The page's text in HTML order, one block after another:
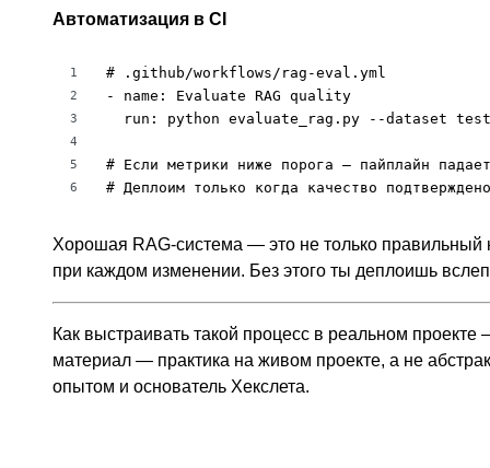
Автоматизация в CI
1
2
3
4
5
6
# .github/workflows/rag-eval.yml
- name: Evaluate RAG quality
run: python evaluate_rag.py --dataset
# Если метрики ниже порога — пайплайн падает
# Деплоим только когда качество подтверждено
Хорошая RAG-система — это не только правильный
при каждом изменении. Без этого ты деплоишь
Как выстраивать такой процесс в реальном
материал — практика на живом проекте, а не
опытом и основатель Хекслета.